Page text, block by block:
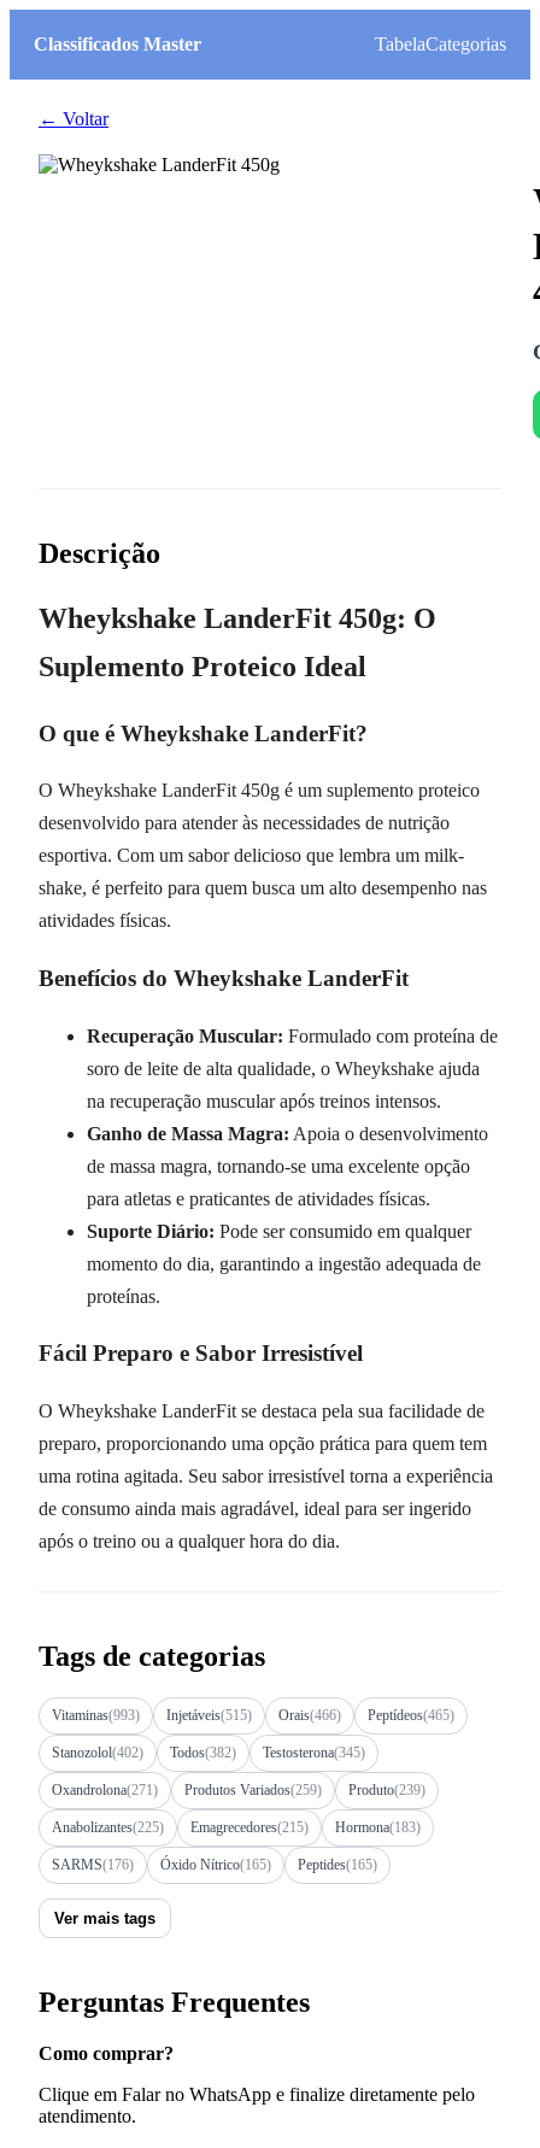
Classificados Master TabelaCategorias
← Voltar
Descrição
Wheykshake LanderFit 450g: O
Suplemento Proteico Ideal
O que é Wheykshake LanderFit?
O Wheykshake LanderFit 450g é um suplemento proteico
desenvolvido para atender às necessidades de nutrição
esportiva. Com um sabor delicioso que lembra um milk-
shake, é perfeito para quem busca um alto desempenho nas
atividades físicas.
Benefícios do Wheykshake LanderFit
Recuperação Muscular: Formulado com proteína de
soro de leite de alta qualidade, o Wheykshake ajuda
na recuperação muscular após treinos intensos.
Ganho de Massa Magra: Apoia o desenvolvimento
de massa magra, tornando-se uma excelente opção
para atletas e praticantes de atividades físicas.
Suporte Diário: Pode ser consumido em qualquer
momento do dia, garantindo a ingestão adequada de
proteínas.
Fácil Preparo e Sabor Irresistível
O Wheykshake LanderFit se destaca pela sua facilidade de
preparo, proporcionando uma opção prática para quem tem
uma rotina agitada. Seu sabor irresistível torna a experiência
de consumo ainda mais agradável, ideal para ser ingerido
após o treino ou a qualquer hora do dia.
Tags de categorias
Vitaminas(993) Injetáveis(515) Orais(466) Peptídeos(465)
Stanozolol(402) Todos(382) Testosterona(345)
Oxandrolona(271) Produtos Variados(259) Produto(239)
Anabolizantes(225) Emagrecedores(215) Hormona(183)
SARMS(176) Óxido Nítrico(165) Peptides(165)
Ver mais tags
Perguntas Frequentes
Como comprar?
Clique em Falar no WhatsApp e finalize diretamente pelo
atendimento.